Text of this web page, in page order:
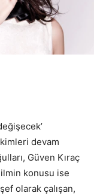
devam
Güven Kıraç
konusu ise
olarak çalışan,